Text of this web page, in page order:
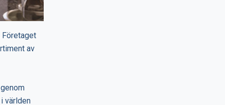
Företaget
av
världen